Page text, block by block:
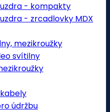
- kompakty
- zrcadlovky MDX
mezikroužky
svítilny
údržbu